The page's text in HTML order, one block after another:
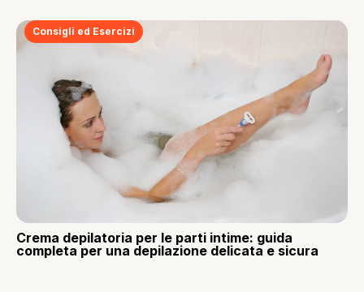
Consigli ed Esercizi
Crema depilatoria per le parti intime: guida
completa per una depilazione delicata e sicura